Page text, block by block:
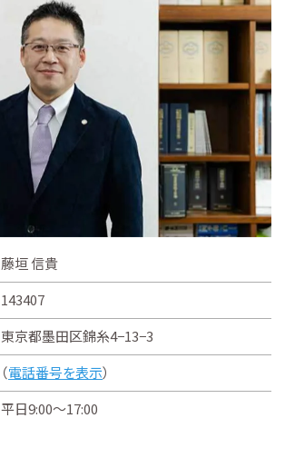
藤垣 信貴
143407
東京都墨田区錦糸4−13−3
（電話番号を表示）
平日9:00～17:00